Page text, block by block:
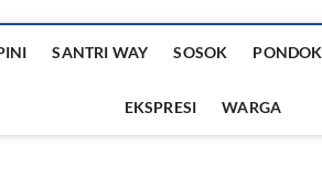
SANTRI WAY SOSOK PONDOK
EKSPRESI WARGA